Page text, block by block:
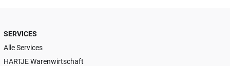
SERVICES
Alle Services
HARTJE Warenwirtschaft